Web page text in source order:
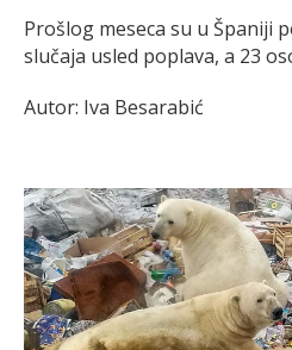
Prošlog meseca su u Španiji
slučaja usled poplava, a 23
Autor: Iva Besarabić